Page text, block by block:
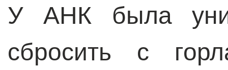
У АНК была
сбросить с